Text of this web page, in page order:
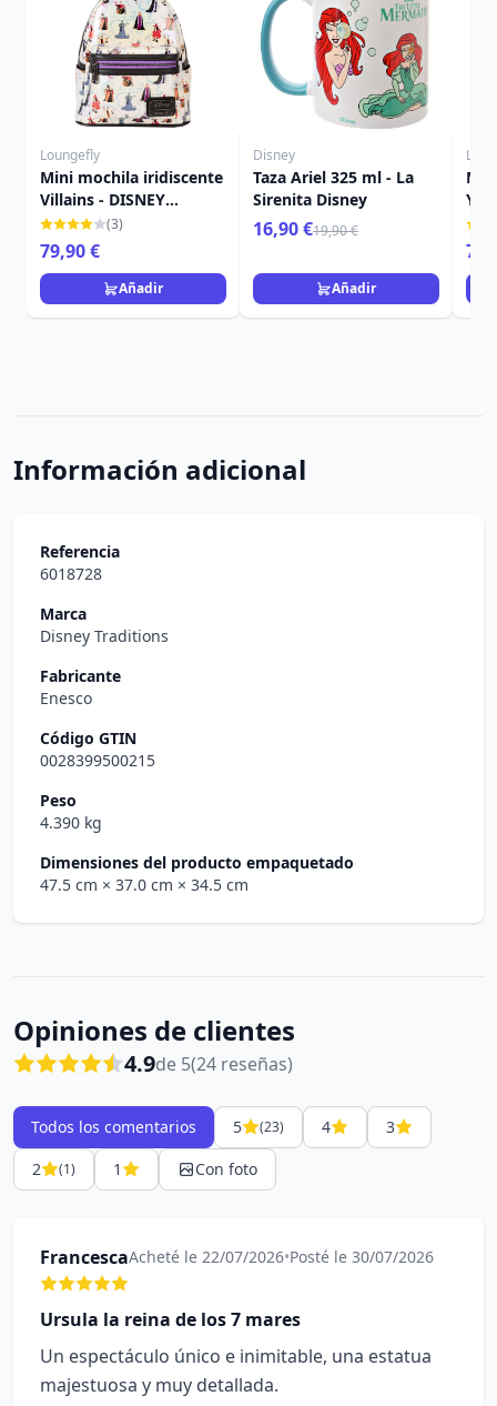
Loungefly
Mini mochila iridiscente
Villains - DISNEY
LOUNGEFLY
(3)
79,90 €
Añadir
Disney
Taza Ariel 325 ml - La
Sirenita Disney
16,90 €19,90 €
Añadir
Y
Información adicional
Referencia
6018728
Marca
Disney Traditions
Fabricante
Enesco
Código GTIN
0028399500215
Peso
4.390 kg
Dimensiones del producto empaquetado
47.5 cm × 37.0 cm × 34.5 cm
Opiniones de clientes
4.9de 5(24 reseñas)
Todos los comentarios 5 (23) 4
3
2
(1) 1 Con foto
FrancescaAcheté le 22/07/2026•Posté le 30/07/2026
Ursula la reina de los 7 mares
Un espectáculo único e inimitable, una estatua
majestuosa y muy detallada.